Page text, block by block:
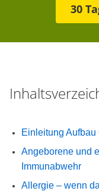
30
Einleitung
Angeborene und
Immunabwehr
Allergie – wenn